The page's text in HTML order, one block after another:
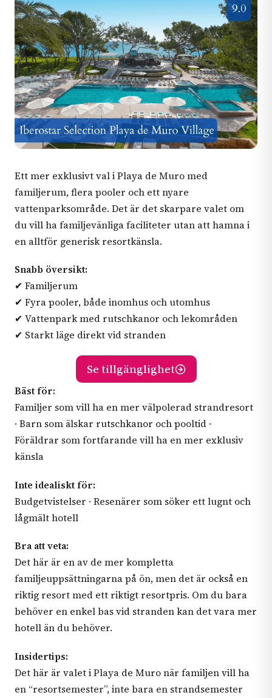
Ett mer exklusivt val i Playa de Muro med
familjerum, flera pooler och ett nyare
vattenparksområde. Det är det skarpare valet om
du vill ha familjevänliga faciliteter utan att hamna i
en alltför generisk resortkänsla.
Snabb översikt:
✔ Familjerum
✔ Fyra pooler, både inomhus och utomhus
✔ Vattenpark med rutschkanor och lekområden
✔ Starkt läge direkt vid stranden
Se tillgänglighet
Bäst för:
Familjer som vill ha en mer välpolerad strandresort
· Barn som älskar rutschkanor och pooltid ·
Föräldrar som fortfarande vill ha en mer exklusiv
känsla
Inte idealiskt för:
Budgetvistelser · Resenärer som söker ett lugnt och
lågmält hotell
Bra att veta:
Det här är en av de mer kompletta
familjeuppsättningarna på ön, men det är också en
riktig resort med ett riktigt resortpris. Om du bara
behöver en enkel bas vid stranden kan det vara mer
hotell än du behöver.
Insidertips:
Det här är valet i Playa de Muro när familjen vill ha
en “resortsemester”, inte bara en strandsemester